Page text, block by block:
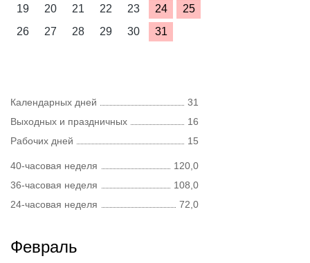
19
20 21 22 23 24
25
26
27 28 29 30 31
Календарных дней
31
Выходных и праздничных
16
Рабочих дней
15
40-часовая неделя
120,0
36-часовая неделя
108,0
24-часовая неделя
72,0
Февраль